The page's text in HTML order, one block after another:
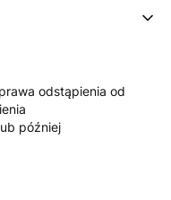
odstąpienia od
później